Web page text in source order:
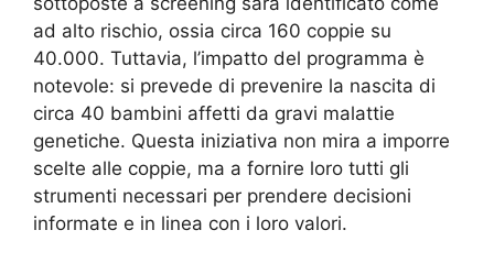
ad alto rischio, ossia circa 160 coppie su
40.000. Tuttavia, l’impatto del programma è
notevole: si prevede di prevenire la nascita di
circa 40 bambini affetti da gravi malattie
genetiche. Questa iniziativa non mira a imporre
scelte alle coppie, ma a fornire loro tutti gli
strumenti necessari per prendere decisioni
informate e in linea con i loro valori.